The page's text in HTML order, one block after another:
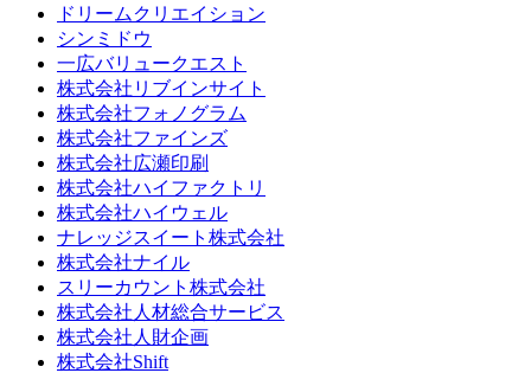
ドリームクリエイション
シンミドウ
一広バリュークエスト
株式会社リブインサイト
株式会社フォノグラム
株式会社ファインズ
株式会社広瀬印刷
株式会社ハイファクトリ
株式会社ハイウェル
ナレッジスイート株式会社
株式会社ナイル
スリーカウント株式会社
株式会社人材総合サービス
株式会社人財企画
株式会社Shift